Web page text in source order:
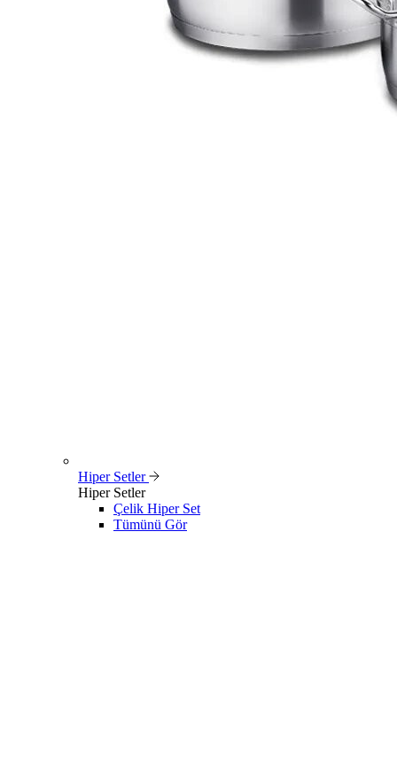
Hiper Setler
Hiper Setler
Çelik Hiper Set
Tümünü Gör